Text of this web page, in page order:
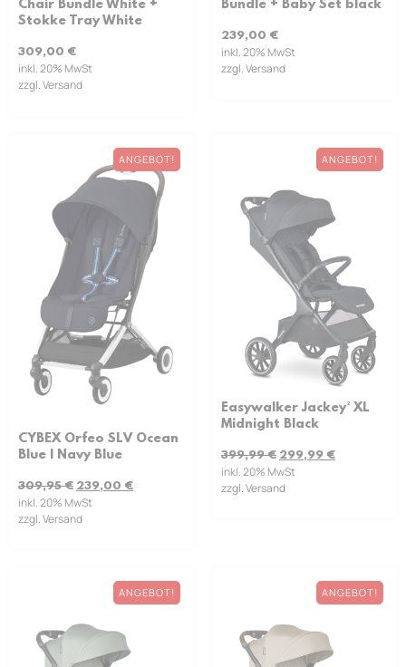
Chair Bundle White +
Stokke Tray White
309,00 €
inkl. 20% MwSt
zzgl. Versand
Bundle + Baby Set black
239,00 €
inkl. 20% MwSt
zzgl. Versand
ANGEBOT!
CYBEX Orfeo SLV Ocean
Blue | Navy Blue
309,95€ 239,00 €
inkl. 20% MwSt
zzgl. Versand
ANGEBOT!
Easywalker Jackey² XL
Midnight Black
399,99€ 299,99 €
inkl. 20% MwSt
zzgl. Versand
ANGEBOT! ANGEBOT!